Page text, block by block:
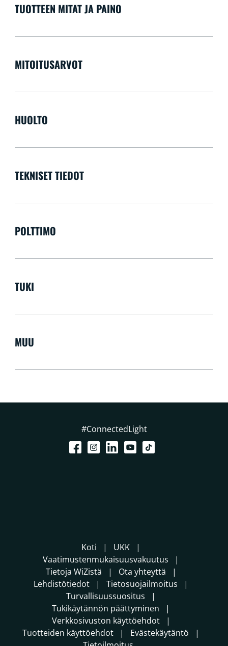
TUOTTEEN MITAT JA PAINO
MITOITUSARVOT
HUOLTO
TEKNISET TIEDOT
POLTTIMO
TUKI
MUU
#ConnectedLight
Koti
UKK
Vaatimustenmukaisuusvakuutus
Tietoja WiZistä
Ota yhteyttä
Lehdistötiedot
Tietosuojailmoitus
Turvallisuussuositus
Tukikäytännön päättyminen
Verkkosivuston käyttöehdot
Tuotteiden käyttöehdot
Evästekäytäntö